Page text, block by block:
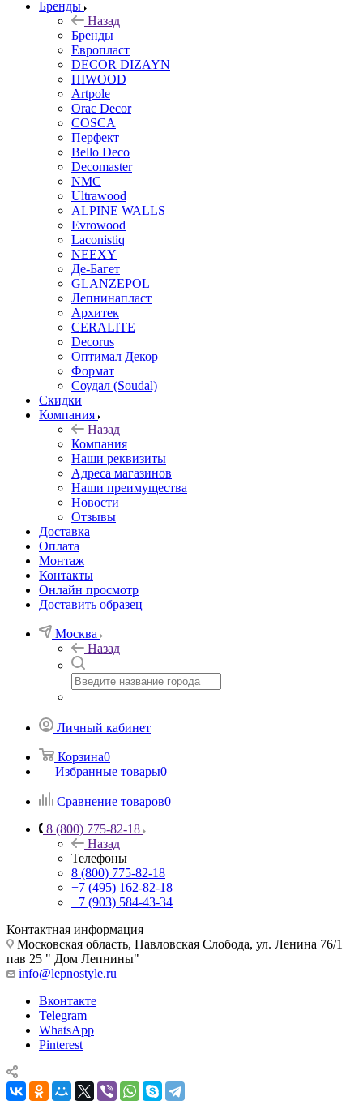
Бренды
Назад
Бренды
Европласт
DECOR DIZAYN
HIWOOD
Artpole
Orac Decor
COSCA
Перфект
Bello Deco
Decomaster
NMС
Ultrawood
ALPINE WALLS
Evrowood
Laconistiq
NEEXY
Де-Багет
GLANZEPOL
Лепнинапласт
Архитек
CERALITE
Decorus
Оптимал Декор
Формат
Соудал (Soudal)
Скидки
Компания
Назад
Компания
Наши реквизиты
Адреса магазинов
Наши преимущества
Новости
Отзывы
Доставка
Оплата
Монтаж
Контакты
Онлайн просмотр
Доставить образец
Москва
Назад
Личный кабинет
Корзина0
Избранные товары0
Сравнение товаров0
8 (800) 775-82-18
Назад
Телефоны
8 (800) 775-82-18
+7 (495) 162-82-18
+7 (903) 584-43-34
Контактная информация
Московская область, Павловская Слобода, ул. Ленина 76/1
пав 25 " Дом Лепнины"
info@lepnostyle.ru
Вконтакте
Telegram
WhatsApp
Pinterest